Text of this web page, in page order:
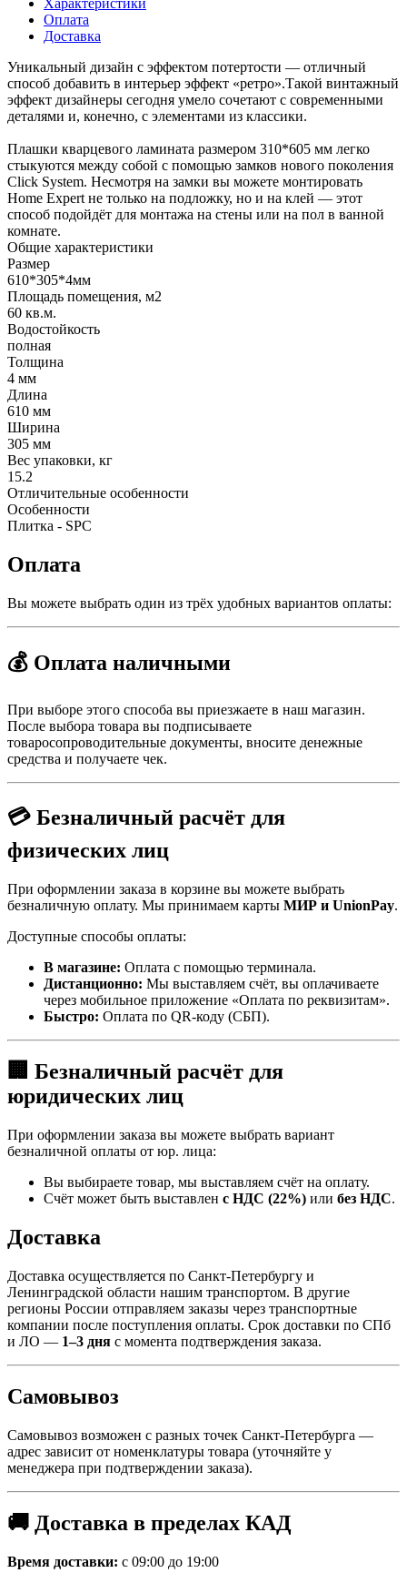
Оплата
Доставка
Уникальный дизайн с эффектом потертости — отличный
способ добавить в интерьер эффект «ретро».Такой винтажный
эффект дизайнеры сегодня умело сочетают с современными
деталями и, конечно, с элементами из классики.
Плашки кварцевого ламината размером 310*605 мм легко
стыкуются между собой с помощью замков нового поколения
Click System. Несмотря на замки вы можете монтировать
Home Expert не только на подложку, но и на клей — этот
способ подойдёт для монтажа на стены или на пол в ванной
комнате.
Общие характеристики
Размер
610*305*4мм
Площадь помещения, м2
60 кв.м.
Водостойкость
полная
Толщина
4 мм
Длина
610 мм
Ширина
305 мм
Вес упаковки, кг
15.2
Отличительные особенности
Особенности
Плитка - SPC
Оплата
Вы можете выбрать один из трёх удобных вариантов оплаты:
💰 Оплата наличными
При выборе этого способа вы приезжаете в наш магазин.
После выбора товара вы подписываете
товаросопроводительные документы, вносите денежные
средства и получаете чек.
💳 Безналичный расчёт для
физических лиц
При оформлении заказа в корзине вы можете выбрать
безналичную оплату. Мы принимаем карты МИР и UnionPay.
Доступные способы оплаты:
В магазине: Оплата с помощью терминала.
Дистанционно: Мы выставляем счёт, вы оплачиваете
через мобильное приложение «Оплата по реквизитам».
Быстро: Оплата по QR-коду (СБП).
🏢 Безналичный расчёт для
юридических лиц
При оформлении заказа вы можете выбрать вариант
безналичной оплаты от юр. лица:
Вы выбираете товар, мы выставляем счёт на оплату.
Счёт может быть выставлен с НДС (22%) или без НДС.
Доставка
Доставка осуществляется по Санкт-Петербургу и
Ленинградской области нашим транспортом. В другие
регионы России отправляем заказы через транспортные
компании после поступления оплаты. Срок доставки по СПб
и ЛО — 1–3 дня с момента подтверждения заказа.
Самовывоз
Самовывоз возможен с разных точек Санкт-Петербурга —
адрес зависит от номенклатуры товара (уточняйте у
менеджера при подтверждении заказа).
🚚 Доставка в пределах КАД
Время доставки: с 09:00 до 19:00